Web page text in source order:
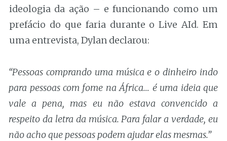
ideologia da ação – e funcionando como um
prefácio do que faria durante o Live AId. Em
uma entrevista, Dylan declarou:
“Pessoas comprando uma música e o dinheiro indo
para pessoas com fome na África… é uma ideia que
vale a pena, mas eu não estava convencido a
respeito da letra da música. Para falar a verdade, eu
não acho que pessoas podem ajudar elas mesmas.”